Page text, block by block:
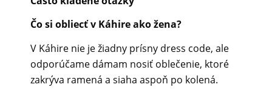
Čo si obliecť v Káhire ako žena?
V Káhire nie je žiadny prísny dress code, ale
odporúčame dámam nosiť oblečenie, ktoré
zakrýva ramená a siaha aspoň po kolená.